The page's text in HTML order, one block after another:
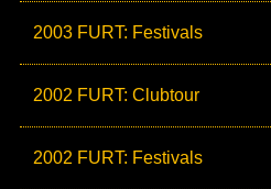
2003 FURT: Festivals
2002 FURT: Clubtour
2002 FURT: Festivals